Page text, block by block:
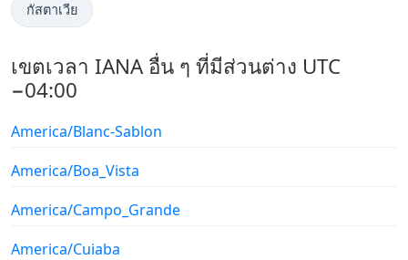
กัสตาเวีย
เขตเวลา IANA อื่น ๆ ที่มีส่วนต่าง UTC
−04:00
America/Blanc-Sablon
America/Boa_Vista
America/Campo_Grande
America/Cuiaba